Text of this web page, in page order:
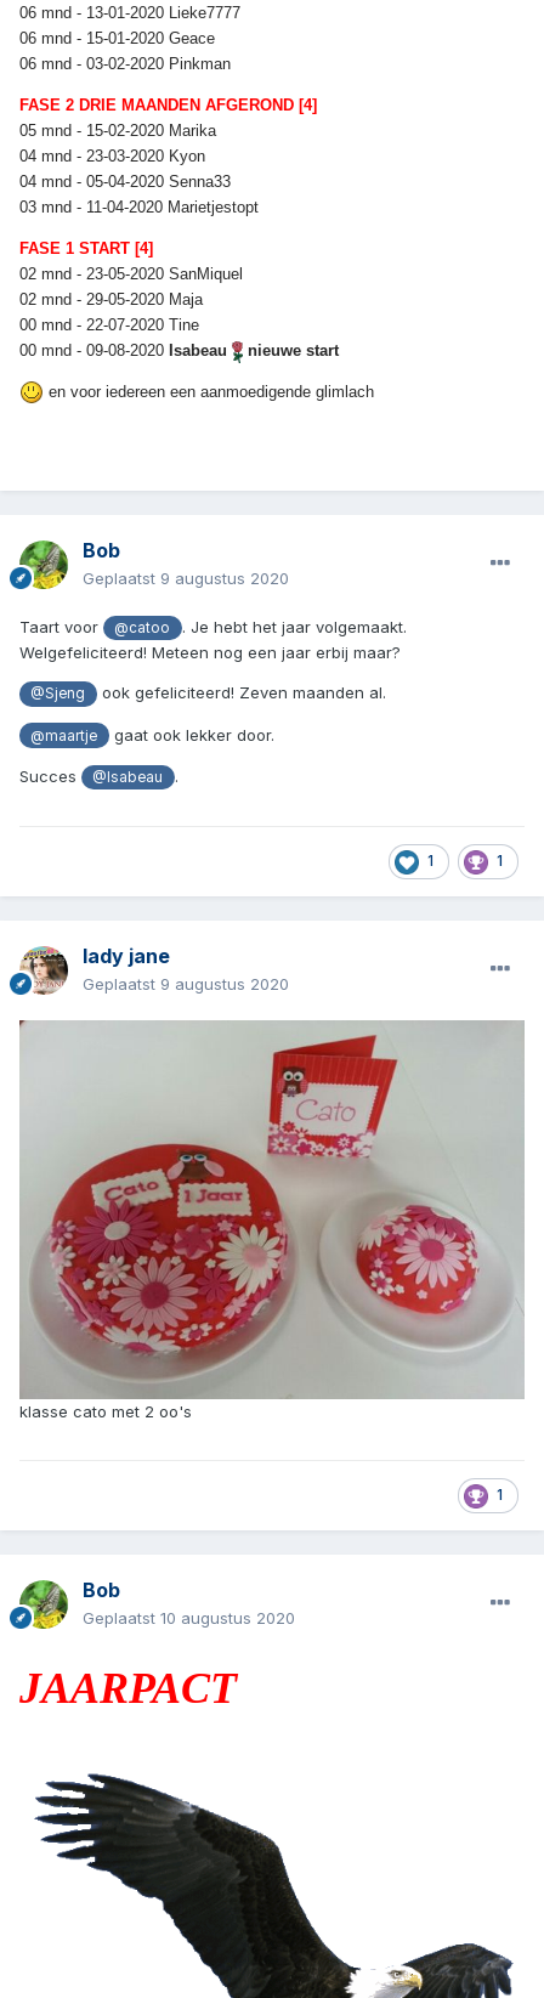
06 mnd - 13-01-2020 Lieke7777
06 mnd - 15-01-2020 Geace
06 mnd - 03-02-2020 Pinkman
FASE 2 DRIE MAANDEN AFGEROND [4]
05 mnd - 15-02-2020 Marika
04 mnd - 23-03-2020 Kyon
04 mnd - 05-04-2020 Senna33
03 mnd - 11-04-2020 Marietjestopt
FASE 1 START [4]
02 mnd - 23-05-2020 SanMiquel
02 mnd - 29-05-2020 Maja
00 mnd - 22-07-2020 Tine
00 mnd - 09-08-2020 Isabeau nieuwe start
en voor iedereen een aanmoedigende glimlach
Bob
Geplaatst 9 augustus 2020
Taart voor @catoo
. Je hebt het jaar volgemaakt.
Welgefeliciteerd! Meteen nog een jaar erbij maar?
@Sjeng ook gefeliciteerd! Zeven maanden al.
@maartje gaat ook lekker door.
Succes @Isabeau .
1 1
lady jane
Geplaatst 9 augustus 2020
klasse cato met 2 oo's
1
Bob
Geplaatst 10 augustus 2020
JAARPACT